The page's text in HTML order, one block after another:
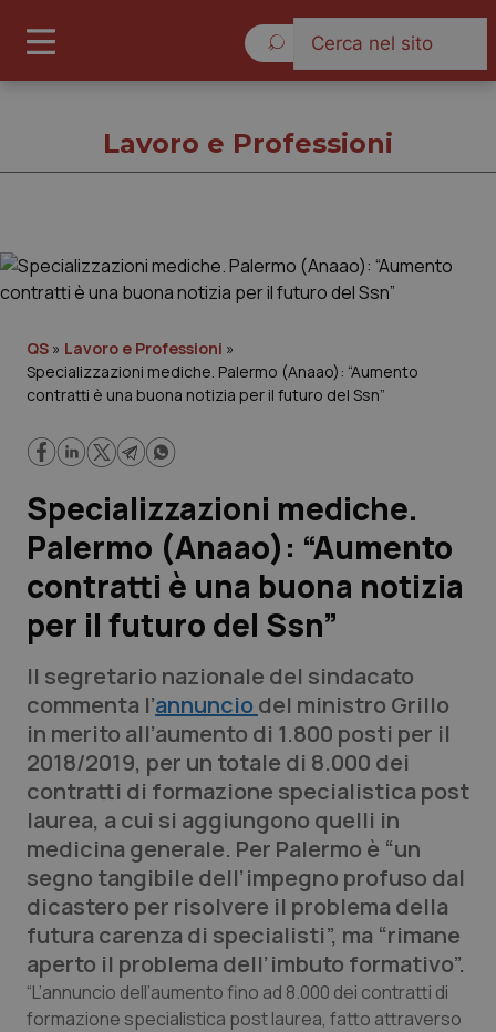
Governo e Parlamento
Regioni e Asl
Lavoro e Professioni
Scienza e Farmaci
Studi e Analisi
Lettere al direttore
Edizioni Regionali
QS Pro
Professionisti Sanitari.AI
Abruzzo
Basilicata
Calabria
QS Pro Gold
Artrite & artrosi
Asma & BPCO
QS Club Newsletter
Lavoro e Professioni
QS » Lavoro e Professioni »
Specializzazioni mediche. Palermo (Anaao): “Aumento
contratti è una buona notizia per il futuro del Ssn”
Specializzazioni mediche.
Palermo (Anaao): “Aumento
contratti è una buona notizia
per il futuro del Ssn”
Il segretario nazionale del sindacato
commenta l’annuncio del ministro Grillo
in merito all’aumento di 1.800 posti per il
2018/2019, per un totale di 8.000 dei
contratti di formazione specialistica post
laurea, a cui si aggiungono quelli in
medicina generale. Per Palermo è “un
segno tangibile dell’impegno profuso dal
dicastero per risolvere il problema della
futura carenza di specialisti”, ma “rimane
aperto il problema dell’imbuto formativo”.
“L’annuncio dell’aumento fino ad 8.000 dei contratti di
formazione specialistica post laurea, fatto attraverso